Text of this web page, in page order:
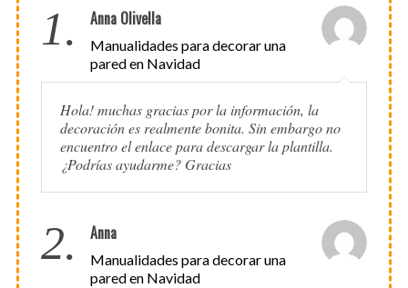
1. Anna Olivella
Manualidades para decorar una
pared en Navidad
Hola! muchas gracias por la información, la
decoración es realmente bonita. Sin embargo no
encuentro el enlace para descargar la plantilla.
¿Podrías ayudarme? Gracias
2. Anna
Manualidades para decorar una
pared en Navidad